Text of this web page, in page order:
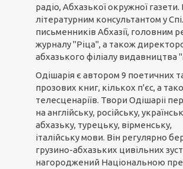
радіо, Абхазької окружної
літературним консультантом у
письменників Абхазії, головним
журналу "Ріца", а також
абхазького філіалу видавництва
Одішарія є автором 9 поетичних
прозових книг, кількох п'єс, а
телесценаріїв. Твори Одішаріі
на англійську, російську,
абхазьку, турецьку, вірменську,
італійську мови. Він регулярно
грузино-абхазьких цивільних
нагороджений Національною